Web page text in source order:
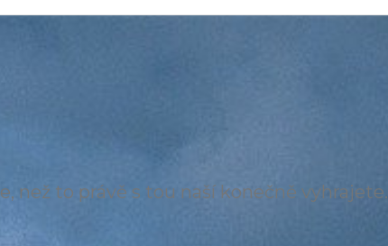
než to právě s tou naší konečně vyhrajete.